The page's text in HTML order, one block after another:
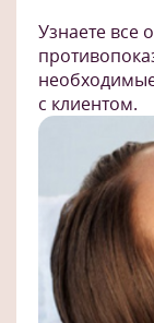
Узнаете все
с клиентом.